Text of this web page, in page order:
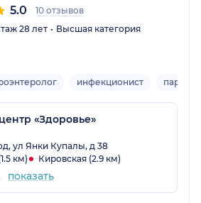
5.0
10 отзывов
28 лет
Высшая категория
инфекционист
«Здоровье»
ул Янки Купалы, д 38
км)
Кировская (2.9 км)
показать